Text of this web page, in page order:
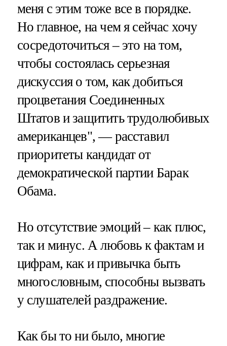
меня с этим тоже все в порядке.
Но главное, на чем я сейчас хочу
сосредоточиться – это на том,
чтобы состоялась серьезная
дискуссия о том, как добиться
процветания Соединенных
Штатов и защитить трудолюбивых
американцев", — расставил
приоритеты кандидат от
демократической партии Барак
Обама.
Но отсутствие эмоций – как плюс,
так и минус. А любовь к фактам и
цифрам, как и привычка быть
многословным, способны вызвать
у слушателей раздражение.
Как бы то ни было, многие